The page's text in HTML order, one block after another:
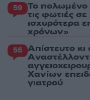
59 Το πολωμένο
τις φωτιές
ισχυρότερα
χρόνων»
55 Απίστευτο
Χανίων
γιατρού